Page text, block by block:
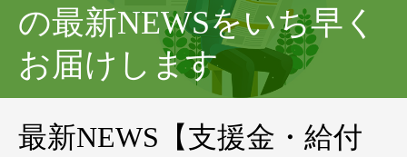
の最新NEWSをいち早く
お届けします
最新NEWS【支援金・給付